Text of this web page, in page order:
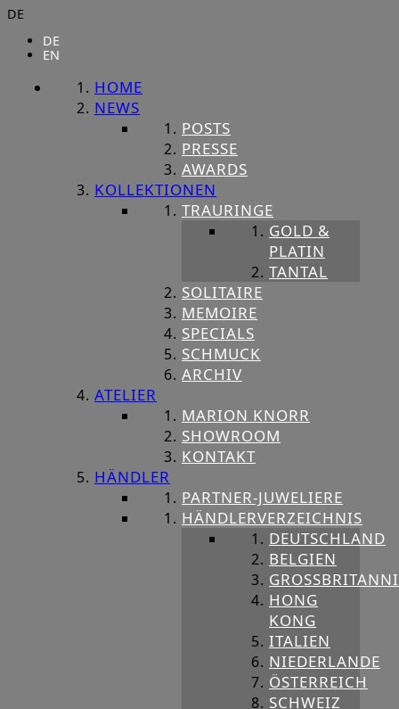
DE
DE
EN
HOME
NEWS
POSTS
PRESSE
AWARDS
KOLLEKTIONEN
TRAURINGE
GOLD &
PLATIN
TANTAL
SOLITAIRE
MEMOIRE
SPECIALS
SCHMUCK
ARCHIV
ATELIER
MARION KNORR
SHOWROOM
KONTAKT
HÄNDLER
PARTNER-JUWELIERE
HÄNDLERVERZEICHNIS
DEUTSCHLAND
BELGIEN
HONG
KONG
ITALIEN
NIEDERLANDE
ÖSTERREICH
SCHWEIZ